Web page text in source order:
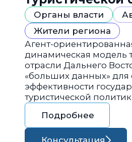
Дальнего
Органы власти
Жители региона
Агент-
динамическая модель
отрасли Дальнего
«больших данных» для
эффективности
туристической
Подробнее
Консультация